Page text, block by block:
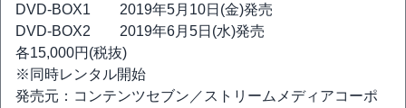
DVD-BOX1 2019年5月10日(金)発売
DVD-BOX2 2019年6月5日(水)発売
各15,000円(税抜)
※同時レンタル開始
発売元：コンテンツセブン／ストリームメディアコーポ